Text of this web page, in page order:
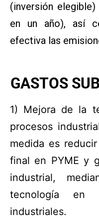
(inversión
en un año), así
efectiva las
GASTOS
1) Mejora de la
procesos
medida es
final en PYME y
industrial,
tecnología en
industriales.